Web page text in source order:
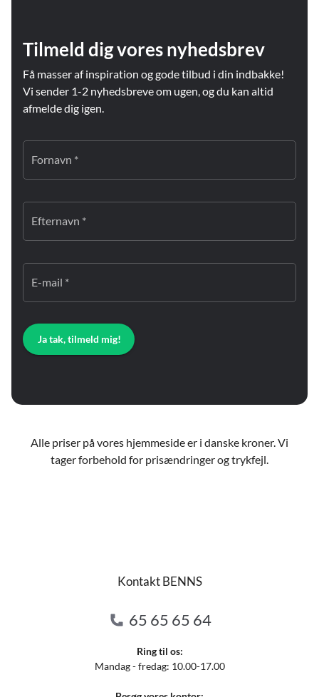
Tilmeld dig vores nyhedsbrev
Få masser af inspiration og gode tilbud i din indbakke!
Vi sender 1-2 nyhedsbreve om ugen, og du kan altid
afmelde dig igen.
Fornavn *
Efternavn *
E-mail *
Ja tak, tilmeld mig!
Alle priser på vores hjemmeside er i danske kroner. Vi
tager forbehold for prisændringer og trykfejl.
Kontakt BENNS
65 65 65 64
Ring til os:
Mandag - fredag: 10.00-17.00